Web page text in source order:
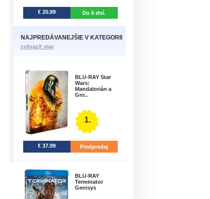
€ 20.99 Do 6 dní.
NAJPREDÁVANEJŠIE V KATEGORII
zobraziť viac
BLU-RAY Star
Wars:
Mandalorián a
Gro..
1.
€ 37.99 Predpredaj
BLU-RAY
Terminator
Genisys